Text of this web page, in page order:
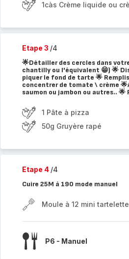
1càs Crème liquide ou
Etape 3 /4
🌟Détailler des cercles dans
chantilly ou l'équivalent 😁) 🌟
piquer le fond de tarte 🌟
concentrer de tomate \ crème
saumon ou jambon ou autres.. 🌟
1 Pâte à pizza
50g Gruyère rapé
Etape 4 /4
Cuire 25M à 190 mode manuel
Moule à 12 mini
P6 - Manuel